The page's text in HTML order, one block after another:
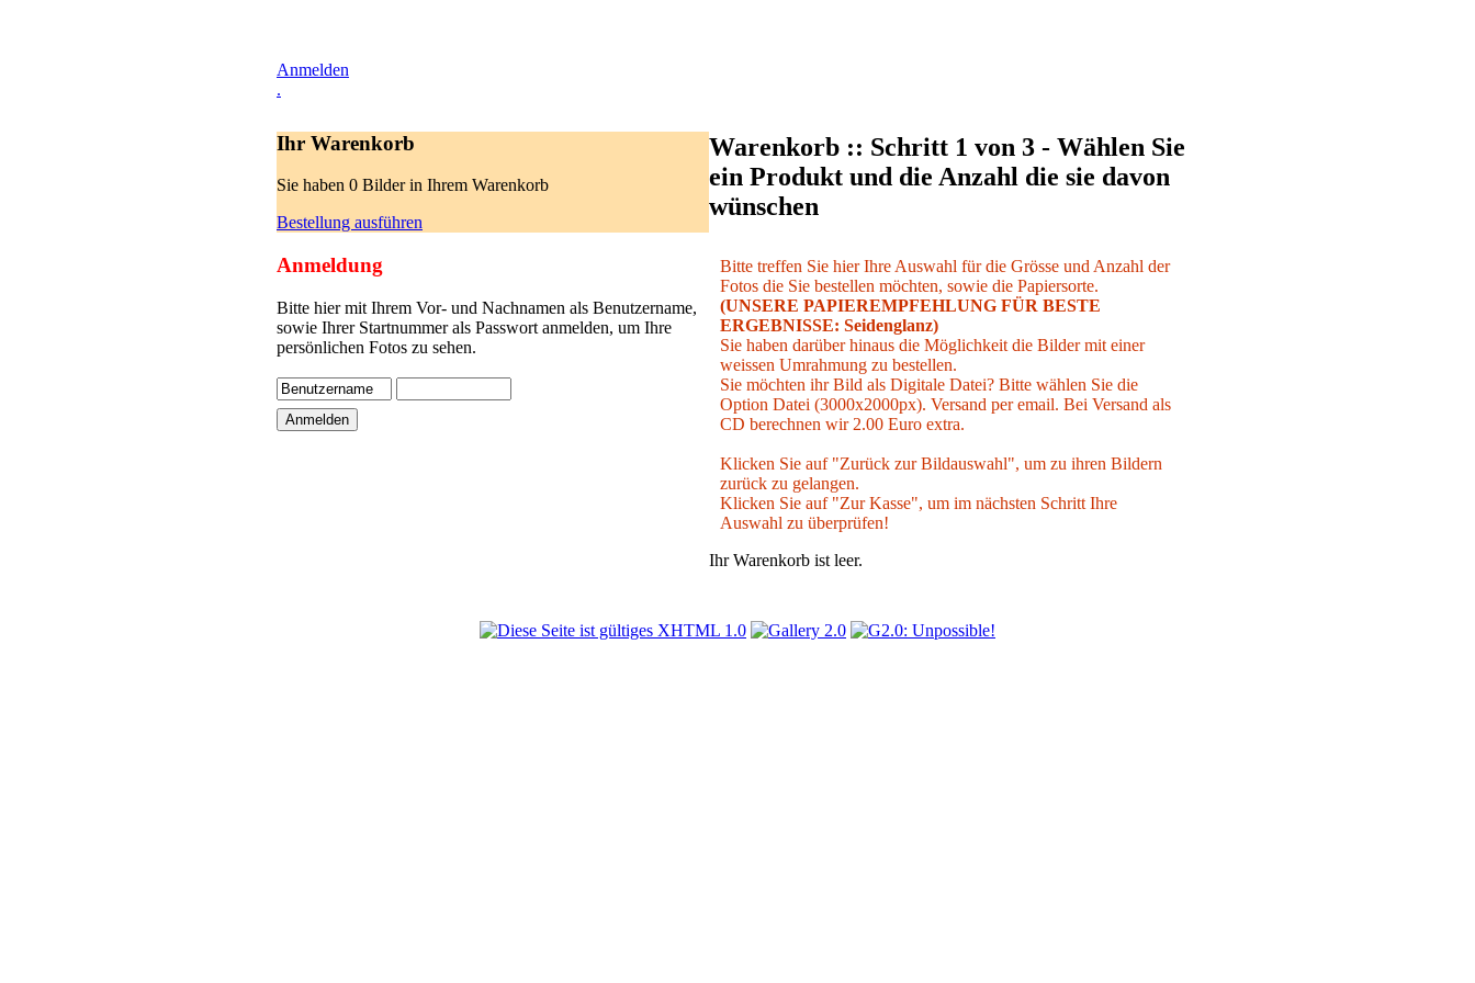
Anmelden
.
Ihr Warenkorb
Sie haben 0 Bilder in Ihrem Warenkorb
Bestellung ausführen
Anmeldung
Bitte hier mit Ihrem Vor- und Nachnamen als Benutzername,
sowie Ihrer Startnummer als Passwort anmelden, um Ihre
persönlichen Fotos zu sehen.
Warenkorb :: Schritt 1 von 3 - Wählen Sie
ein Produkt und die Anzahl die sie davon
wünschen
Bitte treffen Sie hier Ihre Auswahl für die Grösse und Anzahl der
Fotos die Sie bestellen möchten, sowie die Papiersorte.
(UNSERE PAPIEREMPFEHLUNG FÜR BESTE
ERGEBNISSE: Seidenglanz)
Sie haben darüber hinaus die Möglichkeit die Bilder mit einer
weissen Umrahmung zu bestellen.
Sie möchten ihr Bild als Digitale Datei? Bitte wählen Sie die
Option Datei (3000x2000px). Versand per email. Bei Versand als
CD berechnen wir 2.00 Euro extra.
Klicken Sie auf "Zurück zur Bildauswahl", um zu ihren Bildern
zurück zu gelangen.
Klicken Sie auf "Zur Kasse", um im nächsten Schritt Ihre
Auswahl zu überprüfen!
Ihr Warenkorb ist leer.